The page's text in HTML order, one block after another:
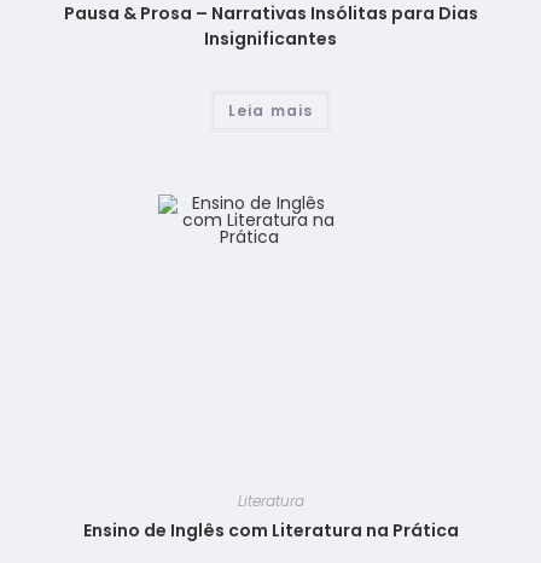
Pausa & Prosa – Narrativas Insólitas para Dias
Insignificantes
Leia mais
Literatura
Ensino de Inglês com Literatura na Prática